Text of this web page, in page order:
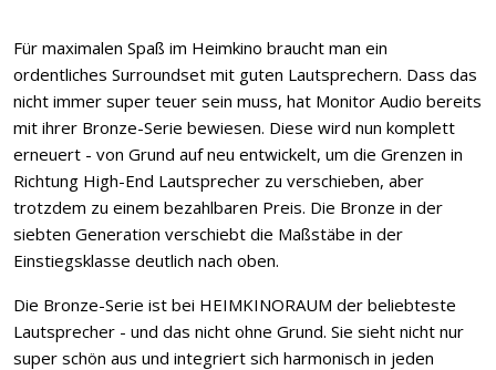
Für maximalen Spaß im Heimkino braucht man ein
ordentliches Surroundset mit guten Lautsprechern. Dass das
nicht immer super teuer sein muss, hat Monitor Audio bereits
mit ihrer Bronze-Serie bewiesen. Diese wird nun komplett
erneuert - von Grund auf neu entwickelt, um die Grenzen in
Richtung High-End Lautsprecher zu verschieben, aber
trotzdem zu einem bezahlbaren Preis. Die Bronze in der
siebten Generation verschiebt die Maßstäbe in der
Einstiegsklasse deutlich nach oben.
Die Bronze-Serie ist bei HEIMKINORAUM der beliebteste
Lautsprecher - und das nicht ohne Grund. Sie sieht nicht nur
super schön aus und integriert sich harmonisch in jeden